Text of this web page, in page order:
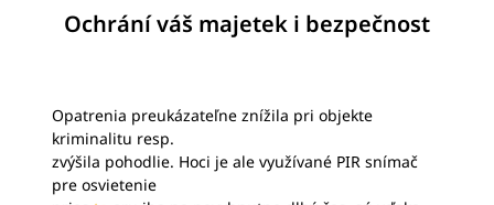
Ochrání váš majetek i bezpečnost
Opatrenia preukázateľne znížila pri objekte
kriminalitu resp.
zvýšila pohodlie. Hoci je ale využívané PIR snímač
pre osvietenie